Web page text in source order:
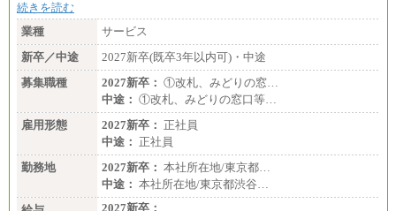
続きを読む
業種
サービス
新卒／中途
2027新卒(既卒3年以内可)・中途
募集職種
2027新卒： ①改札、みどりの窓…
中途： ①改札、みどりの窓口等…
雇用形態
2027新卒： 正社員
中途： 正社員
勤務地
2027新卒： 本社所在地/東京都…
中途： 本社所在地/東京都渋谷…
2027新卒：